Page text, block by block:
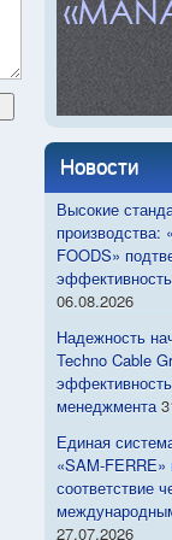
Новости
Высокие
производства:
FOODS»
06.08.2026
Надежность
Techno Cable
менеджмента
Единая
«SAM-
соответствие
27.07.2026